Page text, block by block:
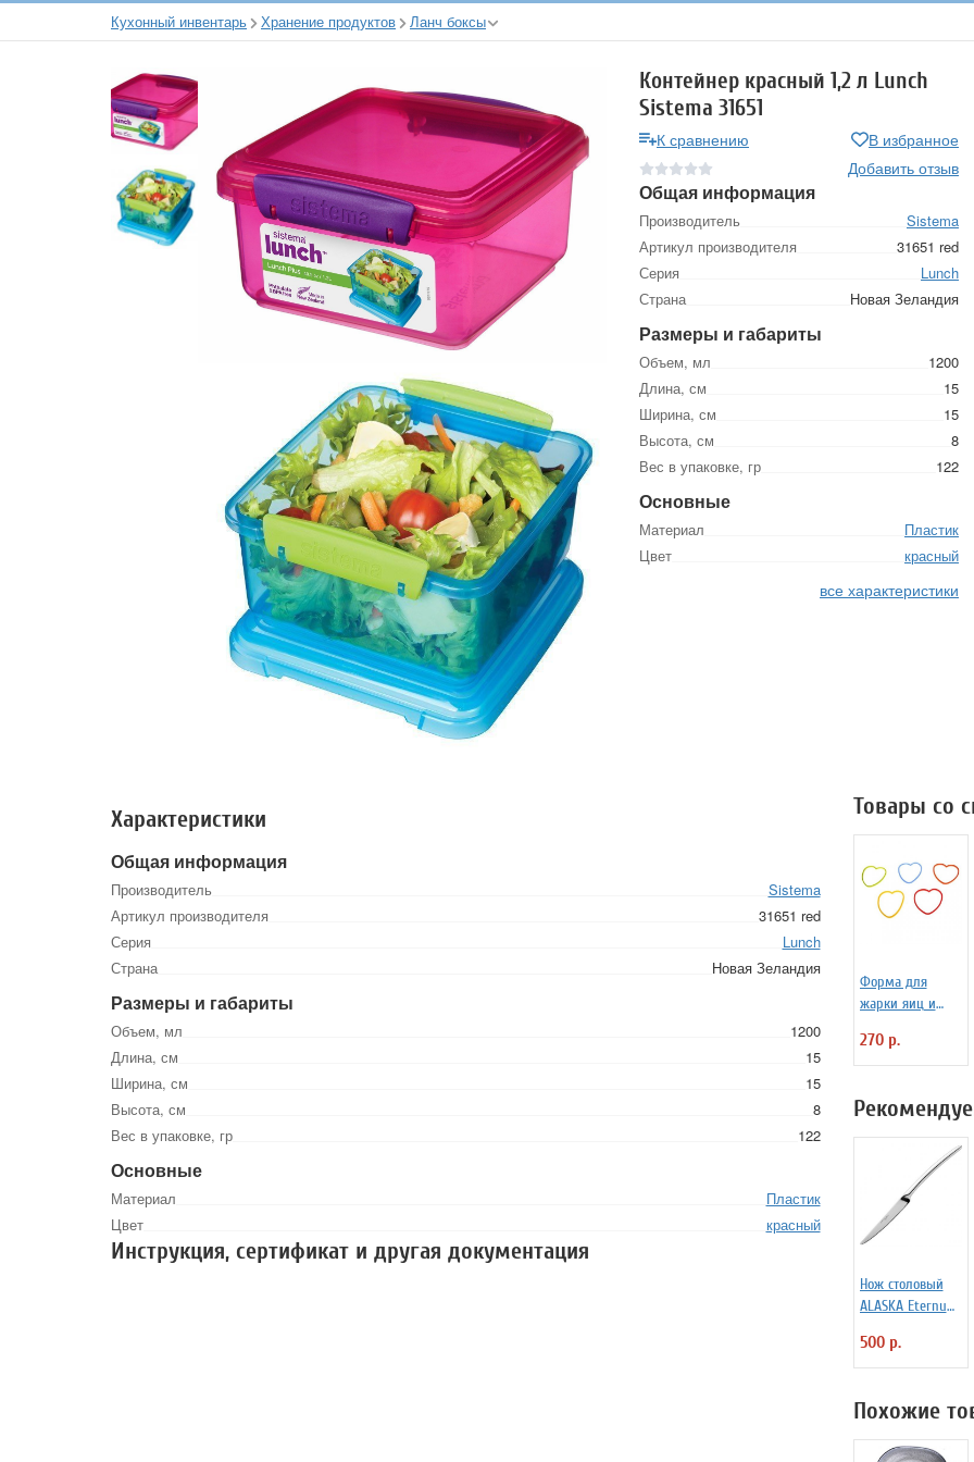
Кухонный инвентарь Хранение продуктов Ланч боксы
Контейнер красный 1,2 л Lunch
Sistema 31651
К сравнению
В избранное
Добавить отзыв
Общая информация
Производитель
Sistema
Артикул производителя
31651 red
Серия
Lunch
Страна
Новая Зеландия
Размеры и габариты
Объем, мл
1200
Длина, см
15
Ширина, см
15
Высота, см
8
Вес в упаковке, гр
122
Основные
Материал
Пластик
Цвет
красный
все характеристики
Характеристики
Общая информация
Производитель
Sistema
Артикул производителя
31651 red
Серия
Lunch
Страна
Новая Зеландия
Размеры и габариты
Объем, мл
1200
Длина, см
15
Ширина, см
15
Высота, см
8
Вес в упаковке, гр
122
Основные
Материал
Пластик
Цвет
красный
Инструкция, сертификат и другая документация
Товары со
Форма для
жарки яиц и
силиконовая
Любовь
270 р.
Нож столовый
ALASKA Eternum
500 р.
Похожие